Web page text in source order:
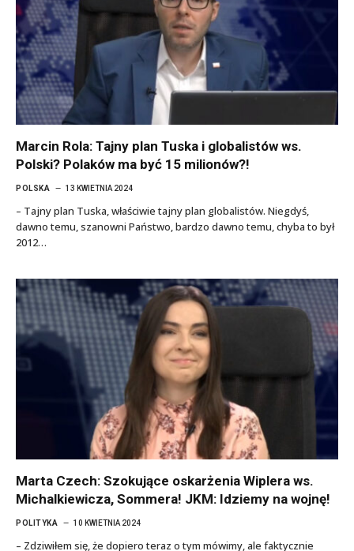
Marcin Rola: Tajny plan Tuska i globalistów ws.
Polski? Polaków ma być 15 milionów?!
POLSKA 13 KWIETNIA 2024
– Tajny plan Tuska, właściwie tajny plan globalistów. Niegdyś,
dawno temu, szanowni Państwo, bardzo dawno temu, chyba to był
2012…
Marta Czech: Szokujące oskarżenia Wiplera ws.
Michalkiewicza, Sommera! JKM: Idziemy na wojnę!
POLITYKA 10 KWIETNIA 2024
– Zdziwiłem się, że dopiero teraz o tym mówimy, ale faktycznie